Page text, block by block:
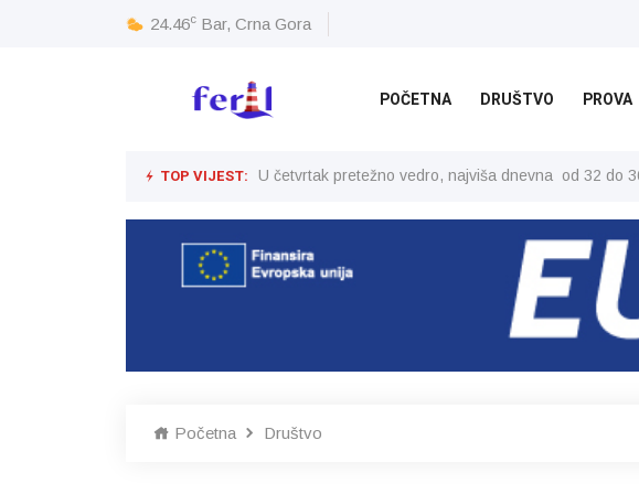
24.46c Bar, Crna Gora
POČETNA DRUŠTVO PROVA
TOP VIJEST: U četvrtak pretežno vedro, najviša dnevna od 32 do
Početna Društvo